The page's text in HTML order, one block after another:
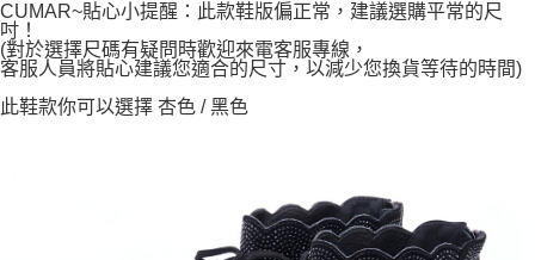
CUMAR~貼心小提醒：此款鞋版偏正常，建議選購平常的尺
吋！
(對於選擇尺碼有疑問時歡迎來電客服專線，
客服人員將貼心建議您適合的尺寸，以減少您換貨等待的時間)
此鞋款你可以選擇 杏色 / 黑色